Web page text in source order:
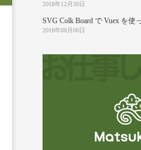
2018年12月30日
SVG Colk Board で Vuex を使
2018年08月06日